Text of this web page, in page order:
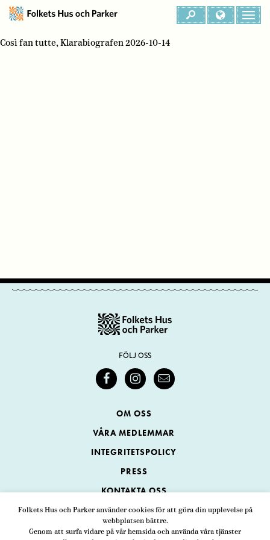
Folkets Hus och Parker använder cookies för att göra din upplevelse på
webbplatsen bättre.
Genom att surfa vidare på vår hemsida och använda våra tjänster
Così fan tutte, Klarabiografen 2026-10-14
FÖLJ OSS
OM OSS
VÅRA MEDLEMMAR
INTEGRITETSPOLICY
PRESS
KONTAKTA OSS
Folkets Hus och Parker